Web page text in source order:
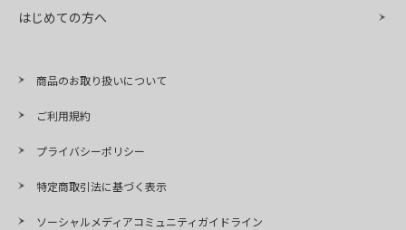
はじめての方へ
商品のお取り扱いについて
ご利用規約
プライバシーポリシー
特定商取引法に基づく表示
ソーシャルメディアコミュニティガイドライン